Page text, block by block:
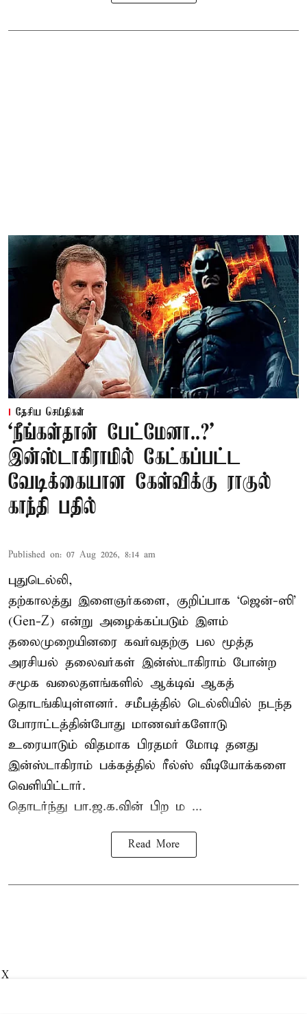
தேசிய செய்திகள்
‘நீங்கள்தான் பேட்மேனா..?’
இன்ஸ்டாகிராமில் கேட்கப்பட்ட
வேடிக்கையான கேள்விக்கு ராகுல்
காந்தி பதில்
Published on: 07 Aug 2026, 8:14 am
புதுடெல்லி,
தற்காலத்து இளைஞர்களை, குறிப்பாக ‘ஜென்-ஸி’
(Gen-Z) என்று அழைக்கப்படும் இளம்
தலைமுறையினரை கவர்வதற்கு பல மூத்த
அரசியல் தலைவர்கள் இன்ஸ்டாகிராம் போன்ற
சமூக வலைதளங்களில் ஆக்டிவ் ஆகத்
தொடங்கியுள்ளனர். சமீபத்தில் டெல்லியில் நடந்த
போராட்டத்தின்போது மாணவர்களோடு
உரையாடும் விதமாக பிரதமர் மோடி தனது
இன்ஸ்டாகிராம் பக்கத்தில் ரீல்ஸ் வீடியோக்களை
வெளியிட்டார்.
தொடர்ந்து பா.ஜ.க.வின் பிற ம ...
Read More
X